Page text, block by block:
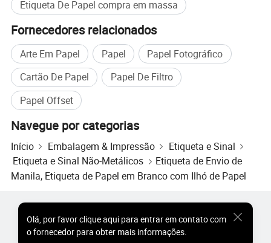
Etiqueta De Papel compra em massa
Fornecedores relacionados
Arte Em Papel Papel
Papel Fotográfico
Cartão De Papel
Papel De Filtro
Papel Offset
Navegue por categorias
Início Embalagem & Impressão
Etiqueta e Sinal
Etiqueta e Sinal Não-Metálicos
Etiqueta de Envio de
Manila, Etiqueta de Papel em Branco com Ilhó de Papel
Olá, por favor clique aqui para entrar em contato com
o fornecedor para obter mais informações.
Produtos Quentes por Atacado
Comprador de Estrela
Percepções